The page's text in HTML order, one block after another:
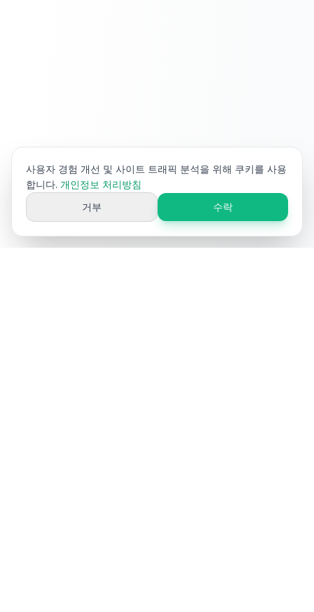
사용자 경험 개선 및 사이트 트래픽 분석을 위해 쿠키를 사용
합니다. 개인정보 처리방침
거부
수락